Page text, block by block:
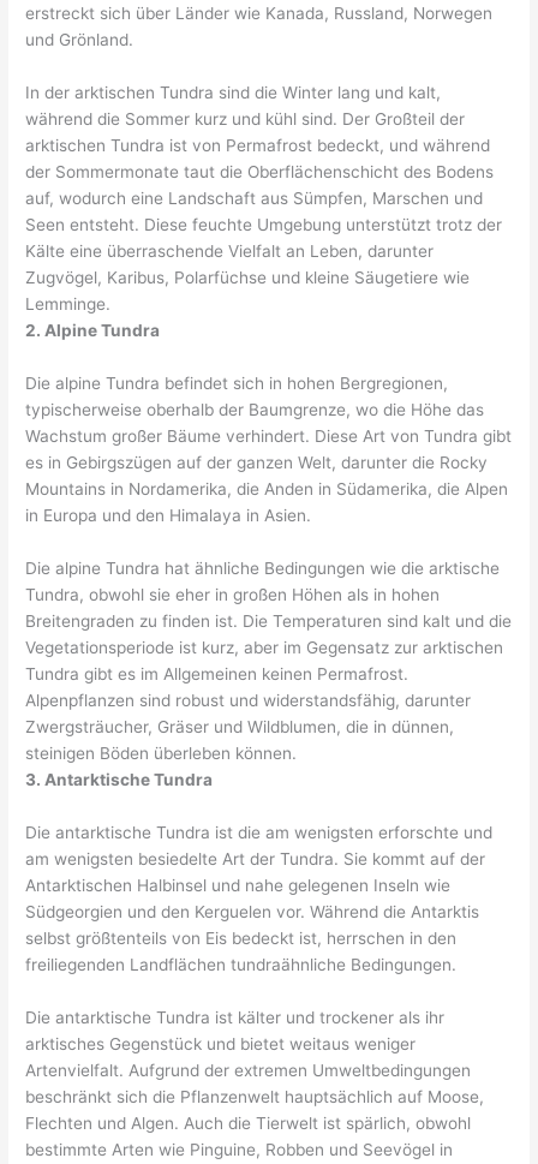
erstreckt sich über Länder wie Kanada, Russland, Norwegen
und Grönland.
In der arktischen Tundra sind die Winter lang und kalt,
während die Sommer kurz und kühl sind. Der Großteil der
arktischen Tundra ist von Permafrost bedeckt, und während
der Sommermonate taut die Oberflächenschicht des Bodens
auf, wodurch eine Landschaft aus Sümpfen, Marschen und
Seen entsteht. Diese feuchte Umgebung unterstützt trotz der
Kälte eine überraschende Vielfalt an Leben, darunter
Zugvögel, Karibus, Polarfüchse und kleine Säugetiere wie
Lemminge.
2. Alpine Tundra
Die alpine Tundra befindet sich in hohen Bergregionen,
typischerweise oberhalb der Baumgrenze, wo die Höhe das
Wachstum großer Bäume verhindert. Diese Art von Tundra gibt
es in Gebirgszügen auf der ganzen Welt, darunter die Rocky
Mountains in Nordamerika, die Anden in Südamerika, die Alpen
in Europa und den Himalaya in Asien.
Die alpine Tundra hat ähnliche Bedingungen wie die arktische
Tundra, obwohl sie eher in großen Höhen als in hohen
Breitengraden zu finden ist. Die Temperaturen sind kalt und die
Vegetationsperiode ist kurz, aber im Gegensatz zur arktischen
Tundra gibt es im Allgemeinen keinen Permafrost.
Alpenpflanzen sind robust und widerstandsfähig, darunter
Zwergsträucher, Gräser und Wildblumen, die in dünnen,
steinigen Böden überleben können.
3. Antarktische Tundra
Die antarktische Tundra ist die am wenigsten erforschte und
am wenigsten besiedelte Art der Tundra. Sie kommt auf der
Antarktischen Halbinsel und nahe gelegenen Inseln wie
Südgeorgien und den Kerguelen vor. Während die Antarktis
selbst größtenteils von Eis bedeckt ist, herrschen in den
freiliegenden Landflächen tundraähnliche Bedingungen.
Die antarktische Tundra ist kälter und trockener als ihr
arktisches Gegenstück und bietet weitaus weniger
Artenvielfalt. Aufgrund der extremen Umweltbedingungen
beschränkt sich die Pflanzenwelt hauptsächlich auf Moose,
Flechten und Algen. Auch die Tierwelt ist spärlich, obwohl
bestimmte Arten wie Pinguine, Robben und Seevögel in